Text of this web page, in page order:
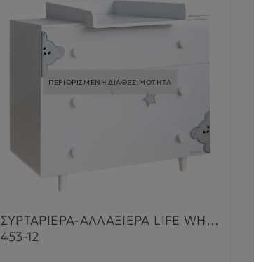
ΣΥΡΤΑΡΙΕΡΑ-ΑΛΛΑΞΙΕΡΑ LIFE WHITE
453-12
ΠΕΡΙΟΡΙΣΜΕΝΗ ΔΙΑΘΕΣΙΜΟΤΗΤΑ